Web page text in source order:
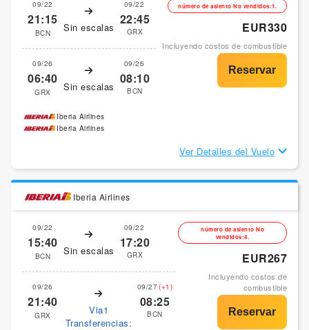
09/22
21:15
BCN Sin escalas
09/22
22:45
GRX
09/26
06:40
GRX Sin escalas
09/26
08:10
BCN
número de asiento No vendidos:1.
EUR330
Incluyendo costos de combustible
Iberia Airlines
Iberia Airlines
Ver Detalles del Vuelo
Iberia Airlines
09/22
15:40
BCN Sin escalas
09/22
17:20
GRX
09/26
21:40
GRX
Via1
Transferencias:
09/27(+1)
08:25
BCN
número de asiento No
vendidos:4.
EUR267
Incluyendo costos de
combustible